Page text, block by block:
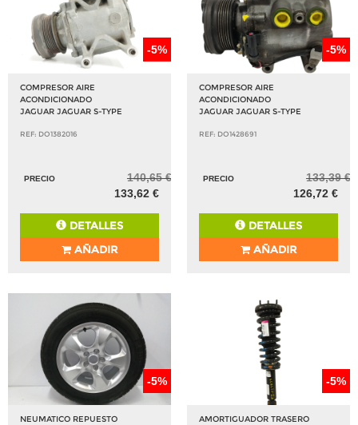
-5%
COMPRESOR AIRE
ACONDICIONADO
JAGUAR JAGUAR S-TYPE
REF: DO1382016
PRECIO
140,65 €
133,62 €
DETALLES
AÑADIR
-5%
COMPRESOR AIRE
ACONDICIONADO
JAGUAR JAGUAR S-TYPE
REF: DO1428691
PRECIO
133,39 €
126,72 €
DETALLES
AÑADIR
-5%
NEUMATICO REPUESTO
-5%
AMORTIGUADOR TRASERO